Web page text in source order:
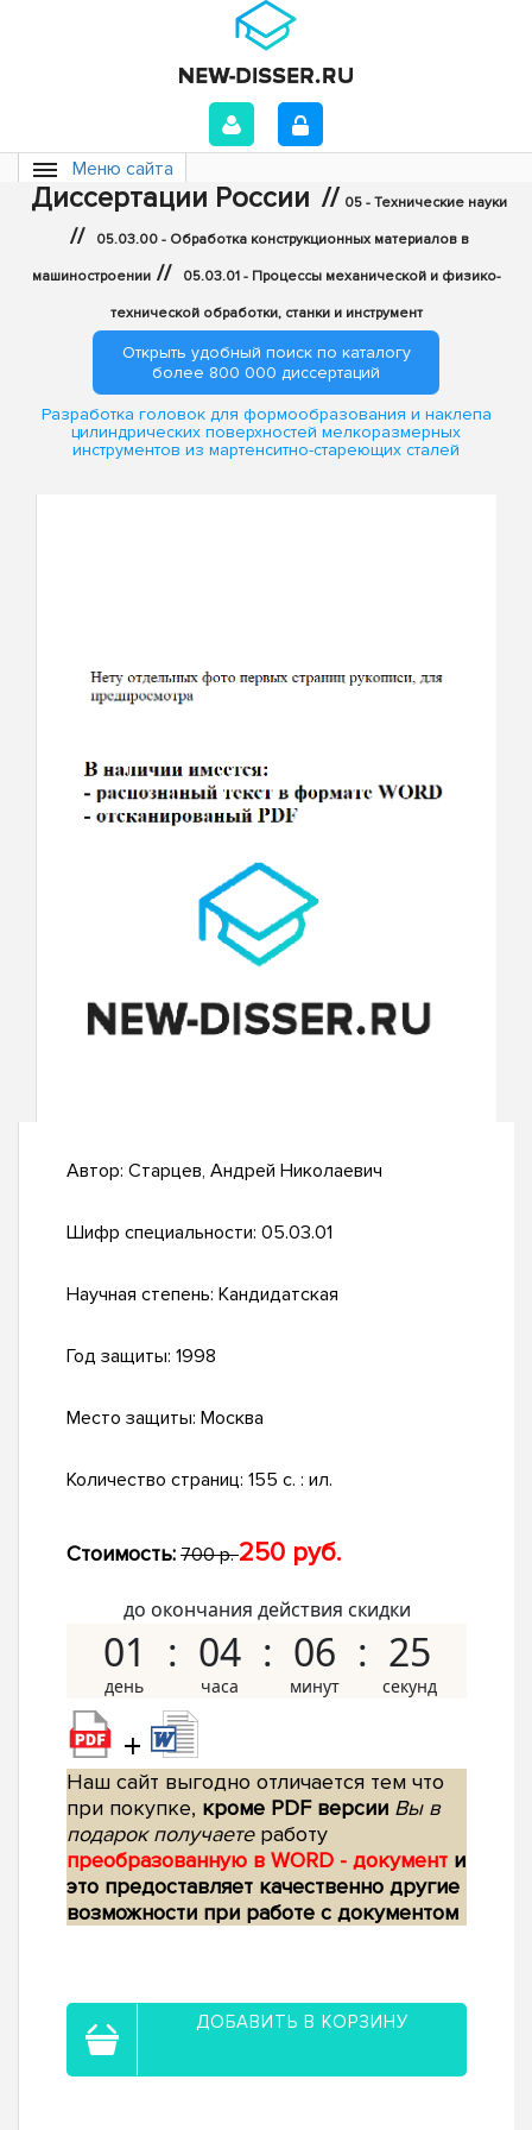
Меню сайта
Диссертации России // 05 - Технические науки
// 05.03.00 - Обработка конструкционных материалов в
машиностроении // 05.03.01 - Процессы механической и физико-
технической обработки, станки и инструмент
Открыть удобный поиск по каталогу
более 800 000 диссертаций
Разработка головок для формообразования и наклепа
цилиндрических поверхностей мелкоразмерных
инструментов из мартенситно-стареющих сталей
Автор: Старцев, Андрей Николаевич
Шифр специальности: 05.03.01
Научная степень: Кандидатская
Год защиты: 1998
Место защиты: Москва
Количество страниц: 155 с. : ил.
Стоимость: 700 р.250 руб.
до окончания действия скидки
01 04 06 24
+
Наш сайт выгодно отличается тем что
при покупке, кроме PDF версии Вы в
подарок получаетеработу
преобразованную в WORD - документ и
это предоставляет качественно другие
возможности при работе с документом
ДОБАВИТЬ В КОРЗИНУ